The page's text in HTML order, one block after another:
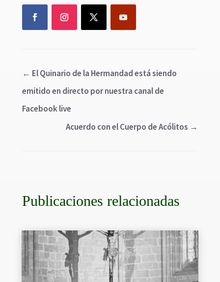
← El Quinario de la Hermandad está siendo
emitido en directo por nuestra canal de
Facebook live
Acuerdo con el Cuerpo de Acólitos →
Publicaciones relacionadas